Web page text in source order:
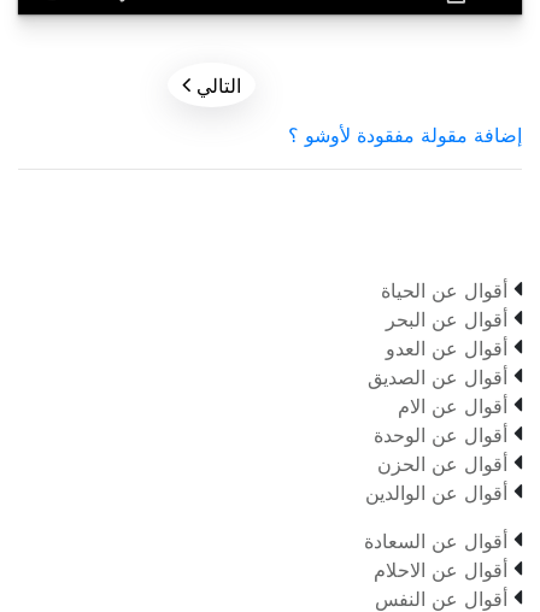
التالي 
إضافة مقولة مفقودة لأوشو ؟
 أقوال عن الحياة
 أقوال عن البحر
 أقوال عن العدو
 أقوال عن الصديق
 أقوال عن الام
 أقوال عن الوحدة
 أقوال عن الحزن
 أقوال عن الوالدين
 أقوال عن السعادة
 أقوال عن الاحلام
 أقوال عن النفس